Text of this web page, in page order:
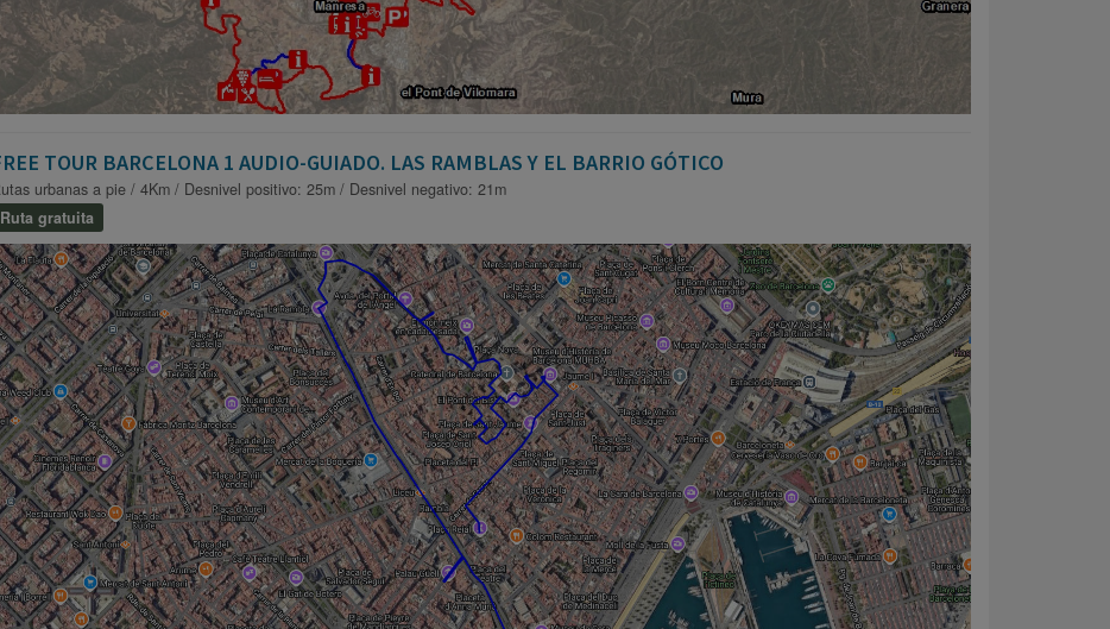
TOUR BARCELONA 1 AUDIO-GUIADO. LAS RAMBLAS Y EL BARRIO GÓTICO
urbanas a pie / 4Km / Desnivel positivo: 25m / Desnivel negativo: 21m
Ruta gratuita